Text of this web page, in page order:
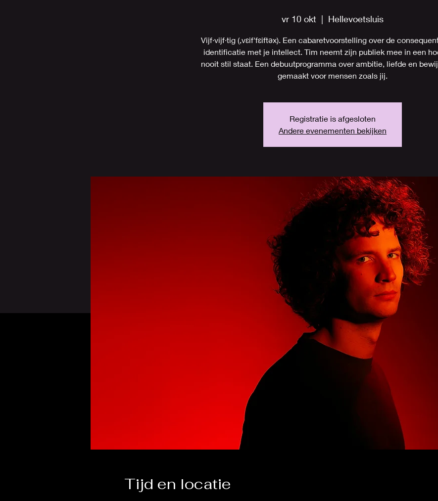
vr 10 okt
  |
Hellevoetsluis
Vijf·vijf·tig (,vɛif'fɛiftəx). Een cabaretvoorstelling over de
identificatie met je intellect. Tim neemt zijn publiek mee in een
nooit stil staat. Een debuutprogramma over ambitie, liefde en
gemaakt voor mensen zoals jij.
Registratie is afgesloten
Andere evenementen bekijken
Tijd en locatie